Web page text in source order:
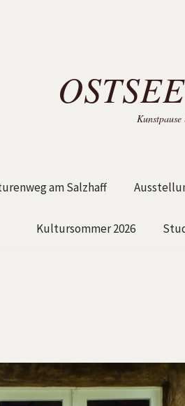
am Salzhaff
Kultursommer 2026